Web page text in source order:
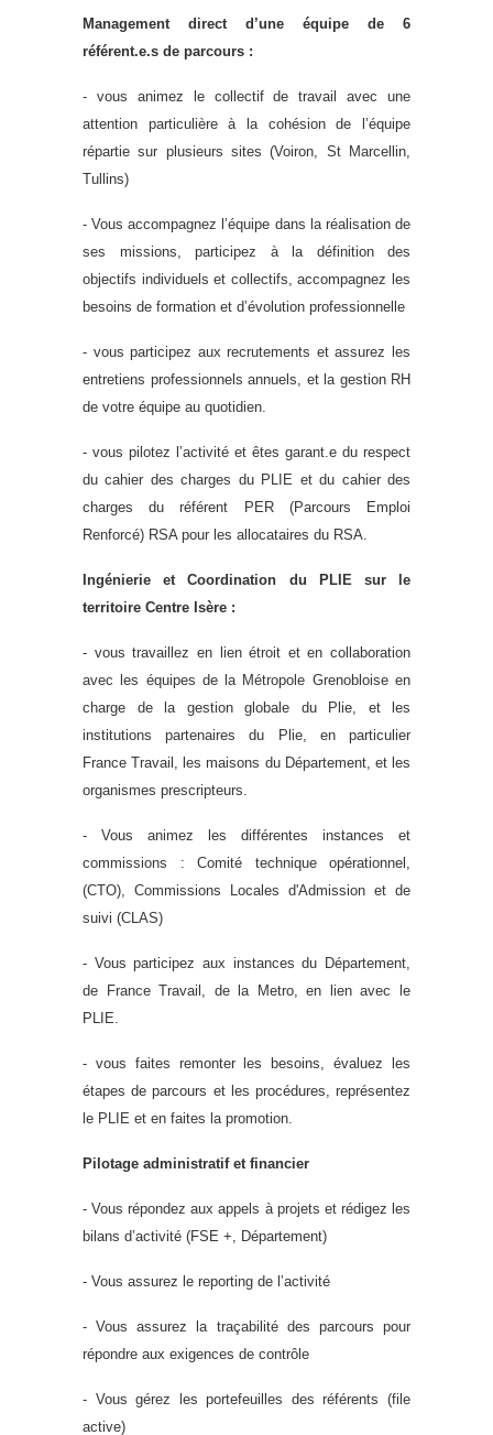
Management direct d’une équipe de 6
référent.e.s de parcours :
- vous animez le collectif de travail avec une
attention particulière à la cohésion de l’équipe
répartie sur plusieurs sites (Voiron, St Marcellin,
Tullins)
- Vous accompagnez l’équipe dans la réalisation de
ses missions, participez à la définition des
objectifs individuels et collectifs, accompagnez les
besoins de formation et d’évolution professionnelle
- vous participez aux recrutements et assurez les
entretiens professionnels annuels, et la gestion RH
de votre équipe au quotidien.
- vous pilotez l’activité et êtes garant.e du respect
du cahier des charges du PLIE et du cahier des
charges du référent PER (Parcours Emploi
Renforcé) RSA pour les allocataires du RSA.
Ingénierie et Coordination du PLIE sur le
territoire Centre Isère :
- vous travaillez en lien étroit et en collaboration
avec les équipes de la Métropole Grenobloise en
charge de la gestion globale du Plie, et les
institutions partenaires du Plie, en particulier
France Travail, les maisons du Département, et les
organismes prescripteurs.
- Vous animez les différentes instances et
commissions : Comité technique opérationnel,
(CTO), Commissions Locales d'Admission et de
suivi (CLAS)
- Vous participez aux instances du Département,
de France Travail, de la Metro, en lien avec le
PLIE.
- vous faites remonter les besoins, évaluez les
étapes de parcours et les procédures, représentez
le PLIE et en faites la promotion.
Pilotage administratif et financier
- Vous répondez aux appels à projets et rédigez les
bilans d’activité (FSE +, Département)
- Vous assurez le reporting de l’activité
- Vous assurez la traçabilité des parcours pour
répondre aux exigences de contrôle
- Vous gérez les portefeuilles des référents (file
active)